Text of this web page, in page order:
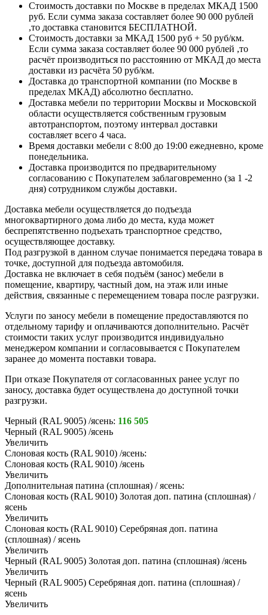
Стоимость доставки по Москве в пределах МКАД 1500
руб. Если сумма заказа составляет более 90 000 рублей
,то доставка становится БЕСПЛАТНОЙ.
Стоимость доставки за МКАД 1500 руб + 50 руб/км.
Если сумма заказа составляет более 90 000 рублей ,то
расчёт производиться по расстоянию от МКАД до места
доставки из расчёта 50 руб/км.
Доставка до транспортной компании (по Москве в
пределах МКАД) абсолютно бесплатно.
Доставка мебели по территории Москвы и Московской
области осуществляется собственным грузовым
автотранспортом, поэтому интервал доставки
составляет всего 4 часа.
Время доставки мебели с 8:00 до 19:00 ежедневно, кроме
понедельника.
Доставка производится по предварительному
согласованию с Покупателем заблаговременно (за 1 -2
дня) сотрудником службы доставки.
Доставка мебели осуществляется до подъезда
многоквартирного дома либо до места, куда может
беспрепятственно подъехать транспортное средство,
осуществляющее доставку.
Под разгрузкой в данном случае понимается передача товара в
точке, доступной для подъезда автомобиля.
Доставка не включает в себя подъём (занос) мебели в
помещение, квартиру, частный дом, на этаж или иные
действия, связанные с перемещением товара после разгрузки.
Услуги по заносу мебели в помещение предоставляются по
отдельному тарифу и оплачиваются дополнительно. Расчёт
стоимости таких услуг производится индивидуально
менеджером компании и согласовывается с Покупателем
заранее до момента поставки товара.
При отказе Покупателя от согласованных ранее услуг по
заносу, доставка будет осуществлена до доступной точки
разгрузки.
Черный (RAL 9005) /ясень: 116 505
Черный (RAL 9005) /ясень
Увеличить
Слоновая кость (RAL 9010) /ясень:
Слоновая кость (RAL 9010) /ясень
Увеличить
Дополнительная патина (сплошная) / ясень:
Слоновая кость (RAL 9010) Золотая доп. патина (сплошная) /
ясень
Увеличить
Слоновая кость (RAL 9010) Серебряная доп. патина
(сплошная) / ясень
Увеличить
Черный (RAL 9005) Золотая доп. патина (сплошная) /ясень
Увеличить
Черный (RAL 9005) Серебряная доп. патина (сплошная) /
ясень
Увеличить